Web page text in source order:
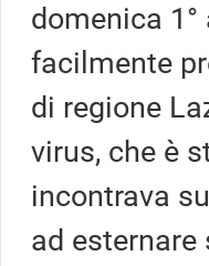
domenica
facilmente
di regione
virus, che è
incontrava
ad